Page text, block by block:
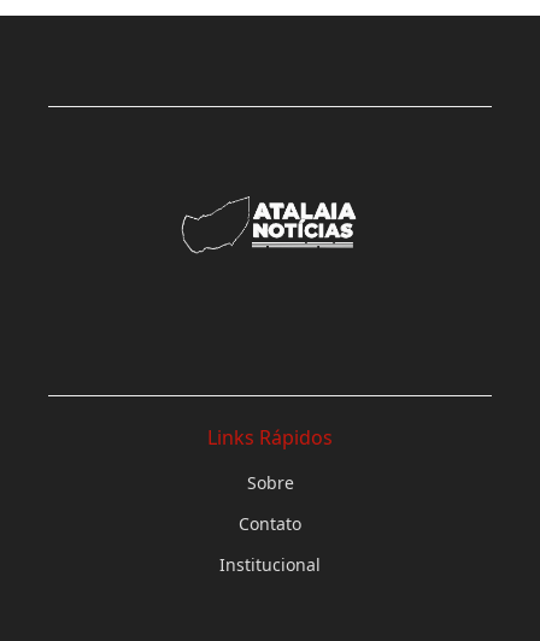
Links Rápidos
Sobre
Contato
Institucional